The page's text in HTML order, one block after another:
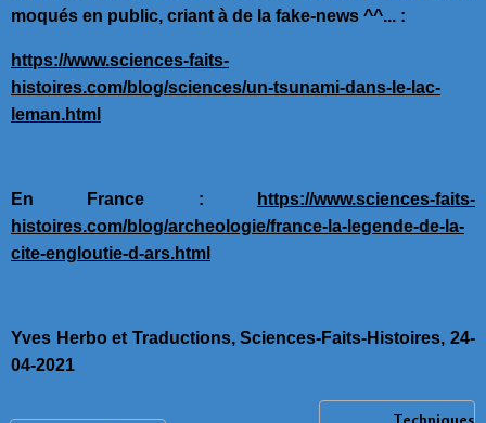
moqués en public, criant à de la fake-news ^^... :
https://www.sciences-faits-
histoires.com/blog/sciences/un-tsunami-dans-le-lac-
leman.html
En France :
https://www.sciences-faits-
histoires.com/blog/archeologie/france-la-legende-de-la-
cite-engloutie-d-ars.html
Yves Herbo et Traductions, Sciences-Faits-Histoires, 24-
04-2021